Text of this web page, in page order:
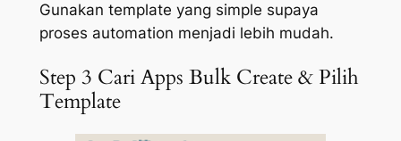
Gunakan template yang simple supaya
proses automation menjadi lebih mudah.
Step 3 Cari Apps Bulk Create & Pilih
Template